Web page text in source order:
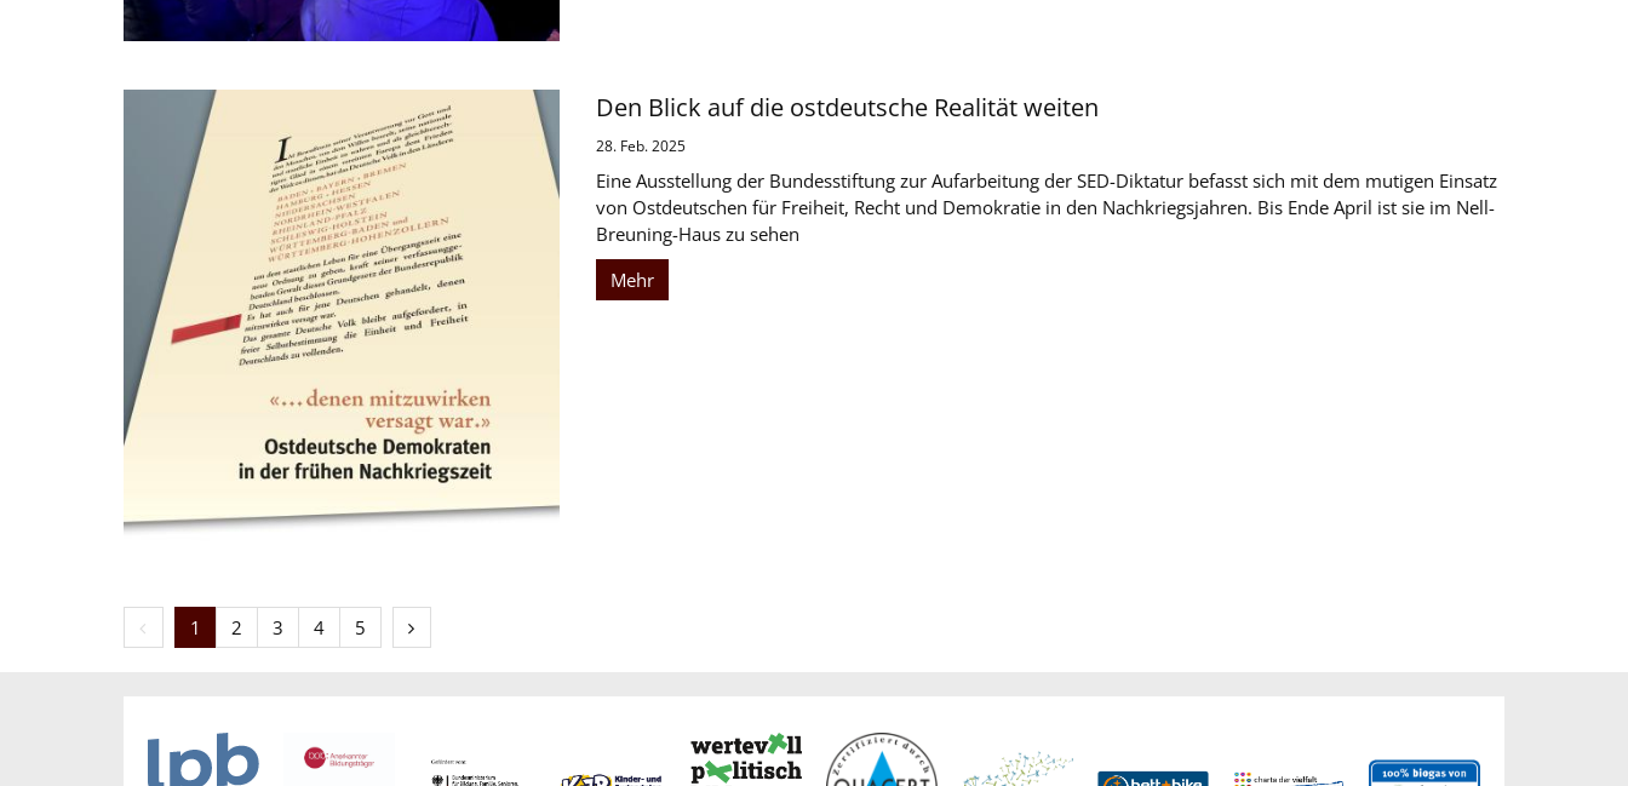
Den Blick auf die ostdeutsche Realität weiten
28. Feb. 2025
Eine Ausstellung der Bundesstiftung zur Aufarbeitung der SED-Diktatur befasst sich mit dem mutigen Einsatz
von Ostdeutschen für Freiheit, Recht und Demokratie in den Nachkriegsjahren. Bis Ende April ist sie im Nell-
Breuning-Haus zu sehen
Mehr
Vorherige Seite
1 2 3 4 5 Nächste Seite